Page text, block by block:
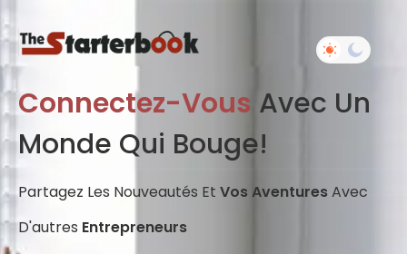
Connectez-Vous Avec Un
Monde Qui Bouge!
Partagez Les Nouveautés Et Vos AventuresAvec
D'autres Entrepreneurs